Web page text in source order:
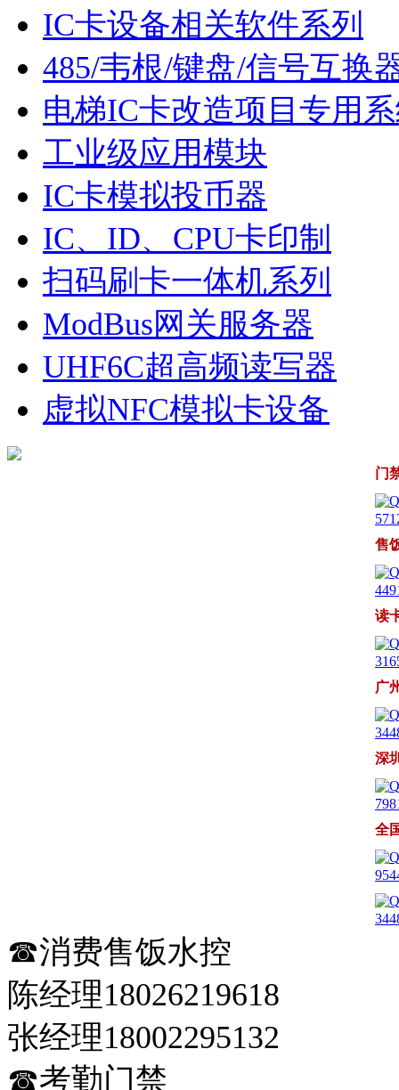
IC卡设备相关软件系列
485/韦根/键盘/信号互换
电梯IC卡改造项目专用
工业级应用模块
IC卡模拟投币器
IC、ID、CPU卡印制
扫码刷卡一体机系列
ModBus网关服务器
UHF6C超高频读写器
虚拟NFC模拟卡设备
门
售
读
广
深
全
☎消费售饭水控
陈经理18026219618
张经理18002295132
☎考勤门禁